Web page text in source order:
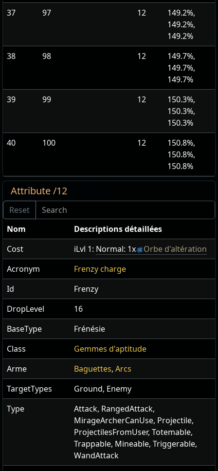
37
97 12
149.2%,
149.2%,
149.2%
38
98 12
149.7%,
149.7%,
149.7%
39
99 12
150.3%,
150.3%,
150.3%
40
100 12
150.8%,
150.8%,
150.8%
Attribute /12
Nom
Descriptions détaillées
Cost
iLvl 1: Normal: 1x
Orbe d'altération
Acronym
Frenzy charge
Id
Frenzy
DropLevel
16
BaseType
Frénésie
Class
Gemmes d'aptitude
Arme
Baguettes, Arcs
TargetTypes
Ground, Enemy
Type
Attack, RangedAttack,
MirageArcherCanUse, Projectile,
ProjectilesFromUser, Totemable,
Trappable, Mineable, Triggerable,
WandAttack